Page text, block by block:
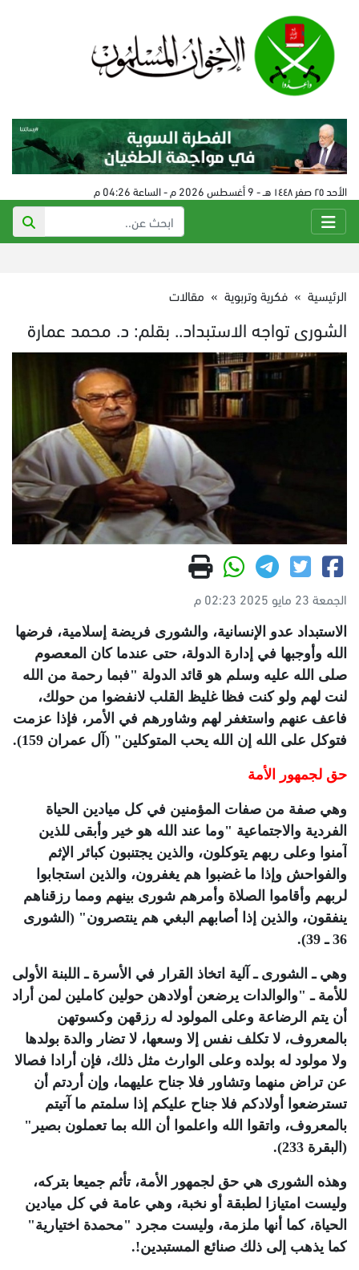
الأحد ٢٥ صفر ١٤٤٨ هـ - 9 أغسطس 2026 م - الساعة 04:26 م
الرئيسية » فكرية وتربوية » مقالات
الشورى تواجه الاستبداد.. بقلم: د. محمد عمارة
الجمعة 23 مايو 2025 02:23 م
الاستبداد عدو الإنسانية، والشورى فريضة إسلامية، فرضها
الله وأوجبها في إدارة الدولة، حتى عندما كان المعصوم
صلى الله عليه وسلم هو قائد الدولة "فبما رحمة من الله
لنت لهم ولو كنت فظا غليظ القلب لانفضوا من حولك،
فاعف عنهم واستغفر لهم وشاورهم في الأمر، فإذا عزمت
فتوكل على الله إن الله يحب المتوكلين" (آل عمران 159).
حق لجمهور الأمة
وهي صفة من صفات المؤمنين في كل ميادين الحياة
الفردية والاجتماعية "وما عند الله هو خير وأبقى للذين
آمنوا وعلى ربهم يتوكلون، والذين يجتنبون كبائر الإثم
والفواحش وإذا ما غضبوا هم يغفرون، والذين استجابوا
لربهم وأقاموا الصلاة وأمرهم شورى بينهم ومما رزقناهم
ينفقون، والذين إذا أصابهم البغي هم ينتصرون" (الشورى
36 ـ 39).
وهي ـ الشورى ـ آلية اتخاذ القرار في الأسرة ـ اللبنة الأولى
للأمة ـ "والوالدات يرضعن أولادهن حولين كاملين لمن أراد
أن يتم الرضاعة وعلى المولود له رزقهن وكسوتهن
بالمعروف، لا تكلف نفس إلا وسعها، لا تضار والدة بولدها
ولا مولود له بولده وعلى الوارث مثل ذلك، فإن أرادا فصالا
عن تراض منهما وتشاور فلا جناح عليهما، وإن أردتم أن
تسترضعوا أولادكم فلا جناح عليكم إذا سلمتم ما آتيتم
بالمعروف، واتقوا الله واعلموا أن الله بما تعملون بصير"
(البقرة 233).
وهذه الشورى هي حق لجمهور الأمة، تأثم جميعا بتركه،
وليست امتيازا لطبقة أو نخبة، وهي عامة في كل ميادين
الحياة، كما أنها ملزمة، وليست مجرد "محمدة اختيارية"
كما يذهب إلى ذلك صنائع المستبدين!.